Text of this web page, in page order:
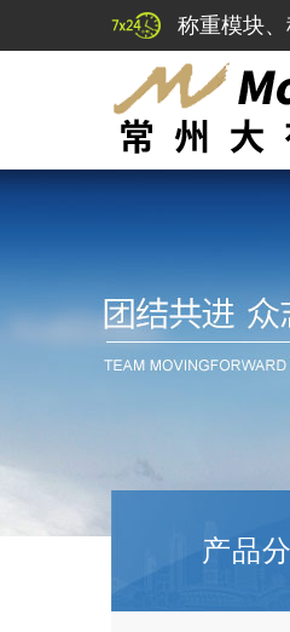
称重模块、
产品